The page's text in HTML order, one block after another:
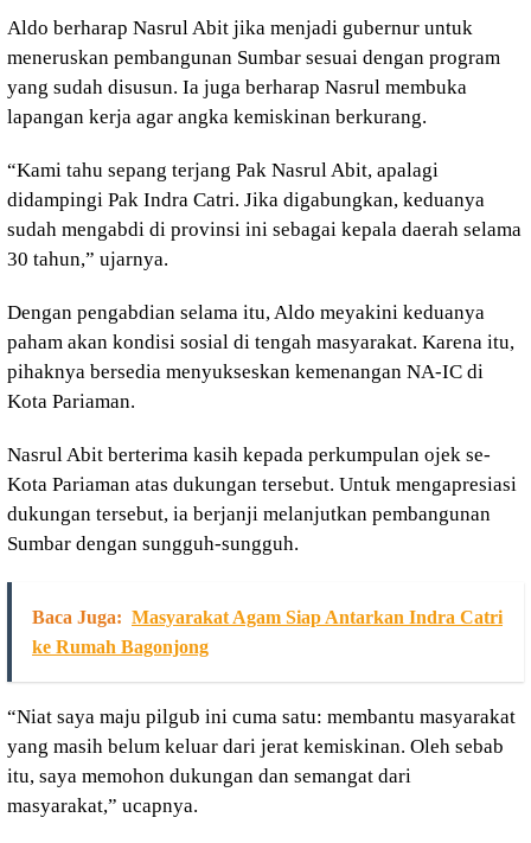
Aldo berharap Nasrul Abit jika menjadi gubernur untuk
meneruskan pembangunan Sumbar sesuai dengan program
yang sudah disusun. Ia juga berharap Nasrul membuka
lapangan kerja agar angka kemiskinan berkurang.
“Kami tahu sepang terjang Pak Nasrul Abit, apalagi
didampingi Pak Indra Catri. Jika digabungkan, keduanya
sudah mengabdi di provinsi ini sebagai kepala daerah selama
30 tahun,” ujarnya.
Dengan pengabdian selama itu, Aldo meyakini keduanya
paham akan kondisi sosial di tengah masyarakat. Karena itu,
pihaknya bersedia menyukseskan kemenangan NA-IC di
Kota Pariaman.
Nasrul Abit berterima kasih kepada perkumpulan ojek se-
Kota Pariaman atas dukungan tersebut. Untuk mengapresiasi
dukungan tersebut, ia berjanji melanjutkan pembangunan
Sumbar dengan sungguh-sungguh.
Baca Juga: Masyarakat Agam Siap Antarkan Indra Catri
ke Rumah Bagonjong
“Niat saya maju pilgub ini cuma satu: membantu masyarakat
yang masih belum keluar dari jerat kemiskinan. Oleh sebab
itu, saya memohon dukungan dan semangat dari
masyarakat,” ucapnya.